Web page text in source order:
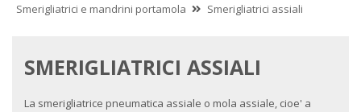
Smerigliatrici e mandrini portamola
Smerigliatrici assiali
SMERIGLIATRICI ASSIALI
La smerigliatrice pneumatica assiale o mola assiale, cioe' a